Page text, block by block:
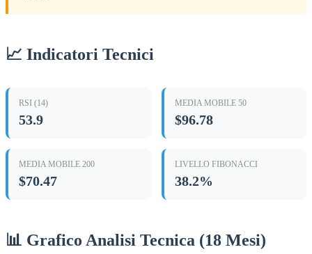
📈 Indicatori Tecnici
RSI (14)
53.9
MEDIA MOBILE 50
$96.78
MEDIA MOBILE 200
$70.47
LIVELLO FIBONACCI
38.2%
📊 Grafico Analisi Tecnica (18 Mesi)